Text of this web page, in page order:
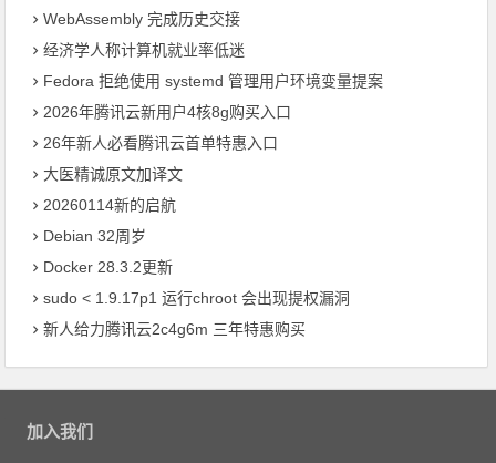
WebAssembly 完成历史交接
经济学人称计算机就业率低迷
Fedora 拒绝使用 systemd 管理用户环境变量提案
2026年腾讯云新用户4核8g购买入口
26年新人必看腾讯云首单特惠入口
大医精诚原文加译文
20260114新的启航
Debian 32周岁
Docker 28.3.2更新
sudo < 1.9.17p1 运行chroot 会出现提权漏洞
新人给力腾讯云2c4g6m 三年特惠购买
加入我们